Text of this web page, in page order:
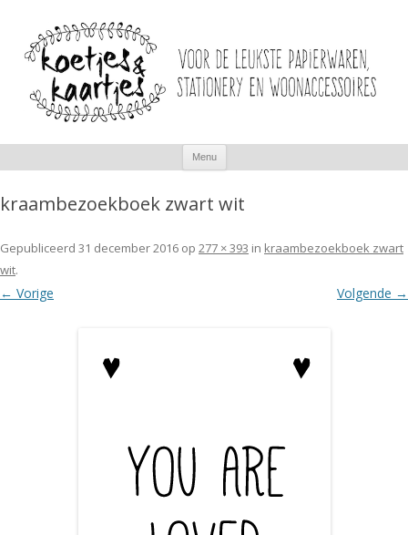
Menu
inhoud
kraambezoekboek zwart wit
Gepubliceerd 31 december 2016 op 277 × 393 in kraambezoekboek zwart
wit.
← Vorige Volgende →